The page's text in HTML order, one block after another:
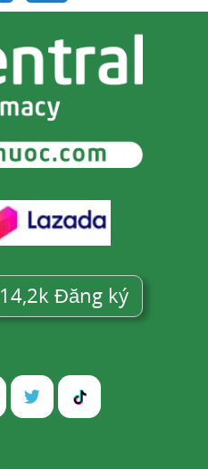
14,2k Đăng ký